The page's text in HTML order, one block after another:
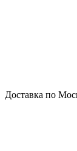
Доставка по